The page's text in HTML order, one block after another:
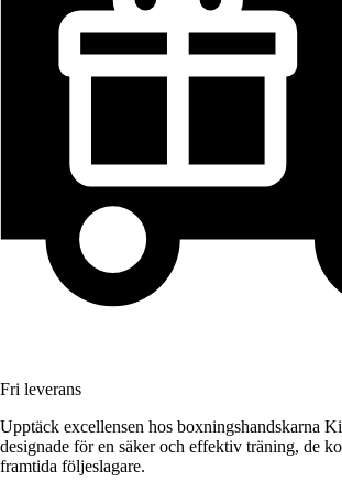
Fri leverans
Upptäck excellensen hos boxningshandskarna
designade för en säker och effektiv träning, de
framtida följeslagare.